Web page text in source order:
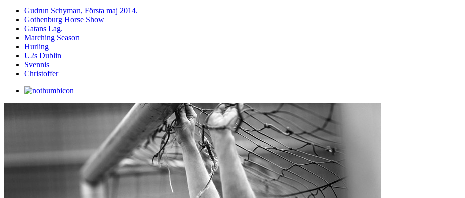
Gudrun Schyman, Första maj 2014.
Gothenburg Horse Show
Gatans Lag.
Marching Season
Hurling
U2s Dublin
Svennis
Christoffer